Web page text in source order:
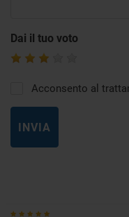
Dai il tuo voto
Acconsento al
INVIA